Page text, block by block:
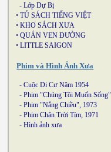
- Lớp Dự Bị
• TỦ SÁCH TIẾNG VIỆT
• KHO SÁCH XƯA
• QUÁN VEN ĐƯỜNG
• LITTLE SAIGON
Phim và Hình Ảnh Xưa
- Cuộc Di Cư Năm 1954
- Phim "Chúng Tôi Muốn Sống"
- Phim "Nắng Chiều", 1973
- Phim Chân Trời Tím, 1971
- Hình ảnh xưa